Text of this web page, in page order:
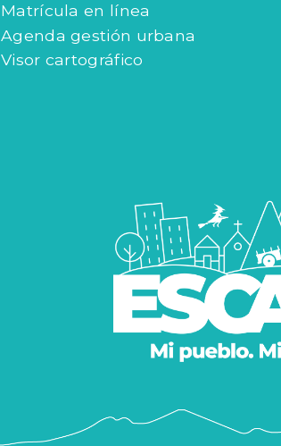
Matrícula en línea
Agenda gestión urbana
Visor cartográfico